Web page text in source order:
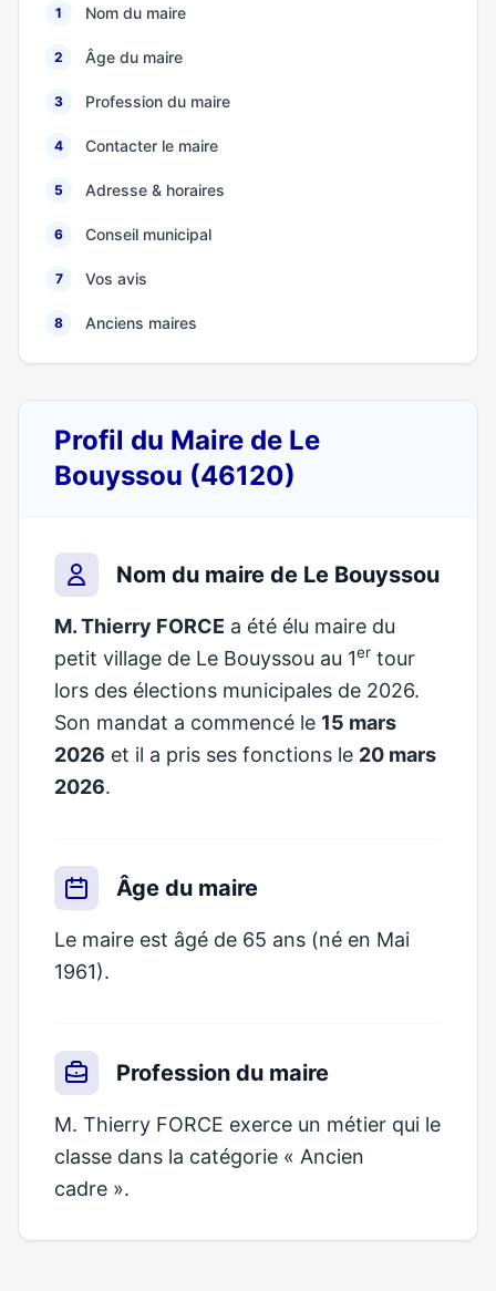
1 Nom du maire
2 Âge du maire
3 Profession du maire
4 Contacter le maire
5 Adresse & horaires
6 Conseil municipal
7 Vos avis
8 Anciens maires
Profil du Maire de Le
Bouyssou (46120)
Nom du maire de Le Bouyssou
M. Thierry FORCE a été élu maire du
petit village de Le Bouyssou au 1er tour
lors des élections municipales de 2026.
Son mandat a commencé le 15 mars
2026 et il a pris ses fonctions le 20 mars
2026.
Âge du maire
Le maire est âgé de 65 ans (né en Mai
1961).
Profession du maire
M. Thierry FORCE exerce un métier qui le
classe dans la catégorie « Ancien
cadre ».